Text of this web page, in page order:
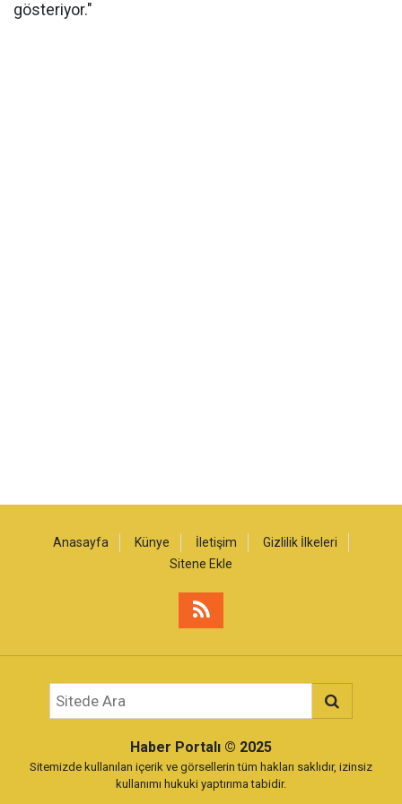
gösteriyor."
Anasayfa Künye İletişim
Gizlilik İlkeleri
Sitene Ekle
Haber Portalı © 2025
Sitemizde kullanılan içerik ve görsellerin tüm hakları saklıdır, izinsiz
kullanımı hukuki yaptırıma tabidir.